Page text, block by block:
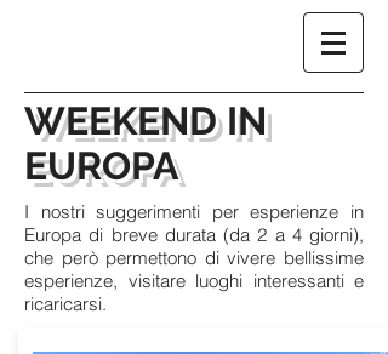
WEEKEND IN
EUROPA
I nostri suggerimenti per esperienze in
Europa di breve durata (da 2 a 4 giorni),
che però permettono di vivere bellissime
esperienze, visitare luoghi interessanti e
ricaricarsi.